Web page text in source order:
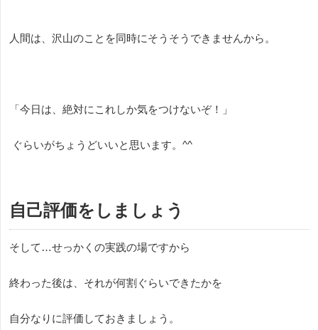
人間は、沢山のことを同時にそうそうできませんから。
「今日は、絶対にこれしか気をつけないぞ！」
ぐらいがちょうどいいと思います。 ^^
自己評価をしましょう
そして…せっかくの実践の場ですから
終わった後は、それが何割ぐらいできたかを
自分なりに評価しておきましょう。